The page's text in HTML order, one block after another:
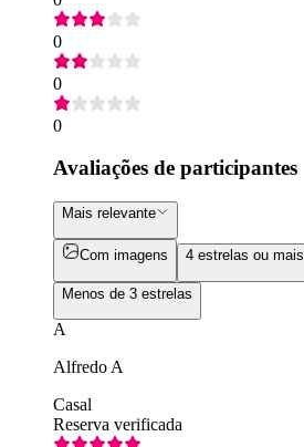
0
0
0
Avaliações de participantes
Mais relevante
Com imagens 4 estrelas ou mais
Menos de 3 estrelas
A
Alfredo A
Casal
Reserva verificada